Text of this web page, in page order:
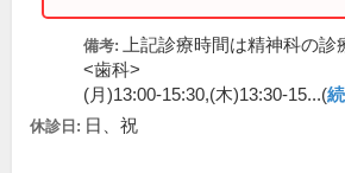
備考:
上記診療時間は精神科の診
<歯科>
(月)13:00-15:30,(木)13:30-15...(
休診日: 日、祝